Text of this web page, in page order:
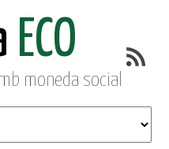
ECO
moneda social